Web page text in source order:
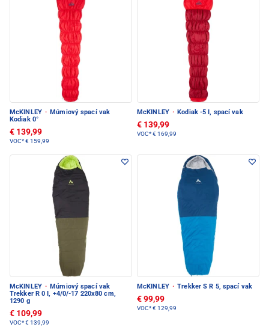
McKINLEY · Múmiový spací vak
Kodiak 0°
€ 139,99
VOC*€ 159,99
McKINLEY · Kodiak -5 I, spací vak
€ 139,99
VOC*€ 169,99
McKINLEY · Múmiový spací vak
Trekker R 0 I, +4/0/-17 220x80 cm,
1290 g
€ 109,99
VOC*€ 139,99
McKINLEY · Trekker S R 5, spací vak
€ 99,99
VOC*€ 129,99